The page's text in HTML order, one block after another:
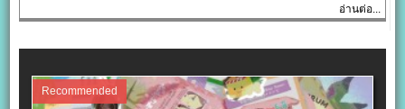
อ่านต่อ...
Recommended